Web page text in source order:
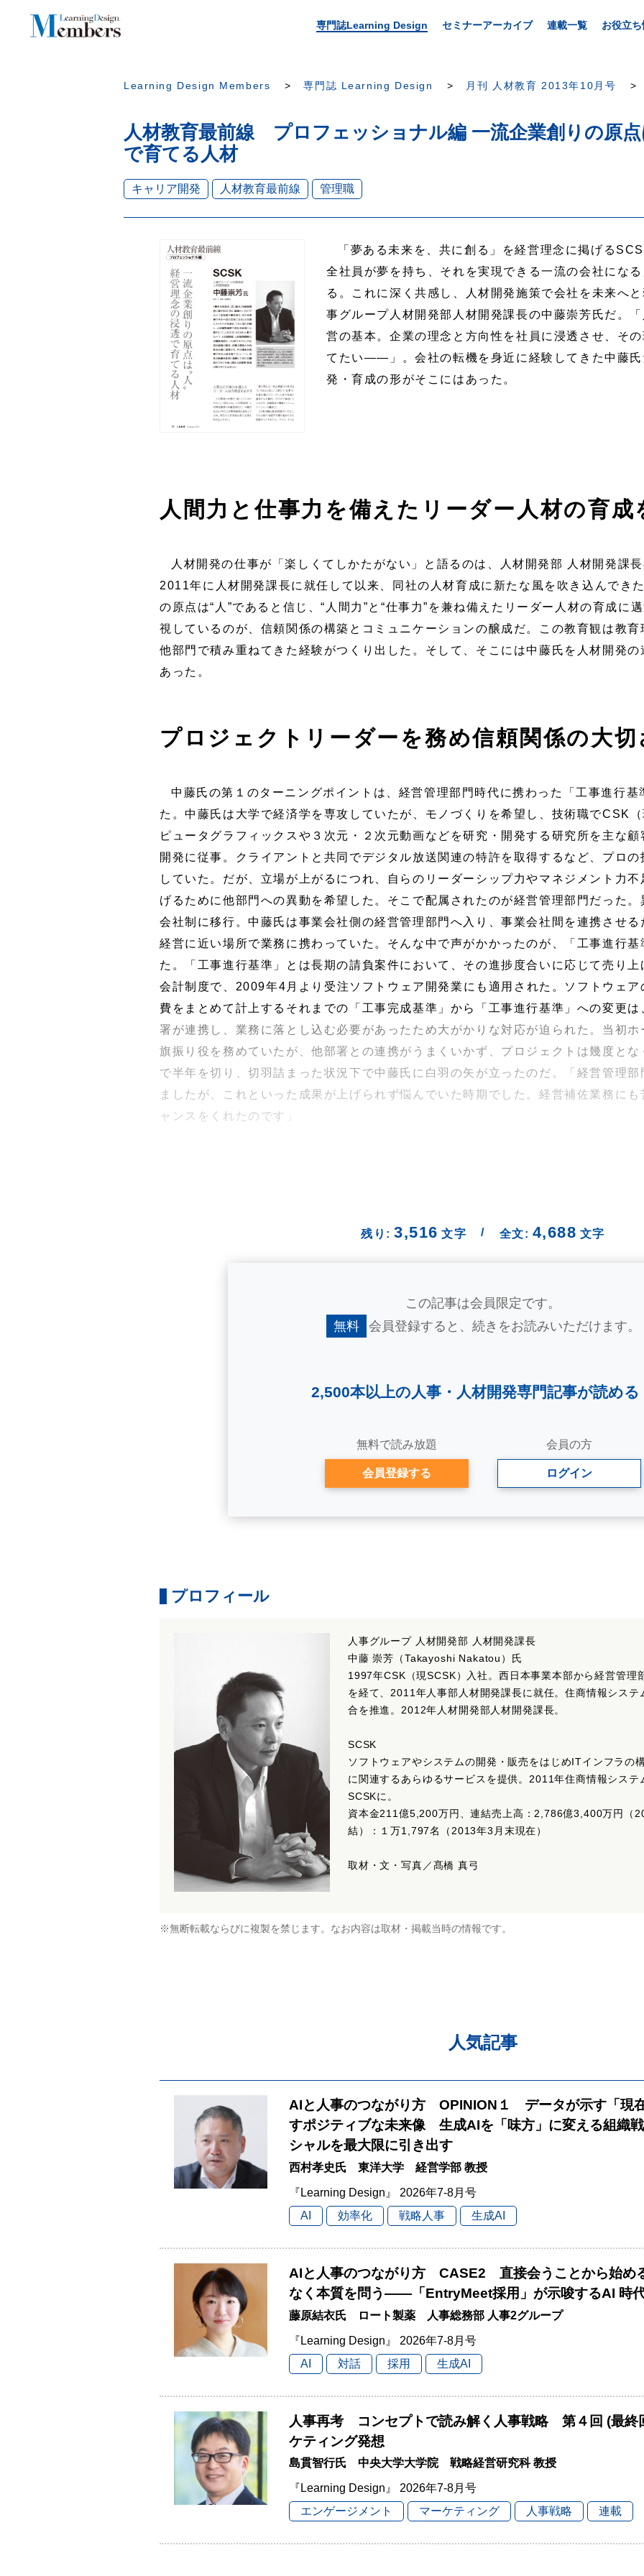
専門誌Learning Design セミナーアーカイブ 連載一覧 お役立
Learning Design Members 専門誌 Learning Design 月刊 人材教育 2013年10月号
人材教育最前線 プロフェッショナル編 一流企業創りの原点
で育てる人材
キャリア開発 人材教育最前線 管理職
「夢ある未来を、共に創る」を経営理念に掲げる
全社員が夢を持ち、それを実現できる一流の会社にな
る。これに深く共感し、人材開発施策で会社を未来へ
事グループ人材開発部人材開発課長の中藤崇芳氏だ。
営の基本。企業の理念と方向性を社員に浸透させ、そ
てたい――」。会社の転機を身近に経験してきた中藤
発・育成の形がそこにはあった。
人間力と仕事力を備えたリーダー人材の育成
人材開発の仕事が「楽しくてしかたがない」と語るのは、人材開発部 人材開発課
2011年に人材開発課長に就任して以来、同社の人材育成に新たな風を吹き込んでき
の原点は“人”であると信じ、“人間力”と“仕事力”を兼ね備えたリーダー人材の育成に
視しているのが、信頼関係の構築とコミュニケーションの醸成だ。この教育観は教
他部門で積み重ねてきた経験がつくり出した。そして、そこには中藤氏を人材開発
あった。
プロジェクトリーダーを務め信頼関係の大
中藤氏の第１のターニングポイントは、経営管理部門時代に携わった「工事進行
た。中藤氏は大学で経済学を専攻していたが、モノづくりを希望し、技術職でCSK
ピュータグラフィックスや３次元・２次元動画などを研究・開発する研究所を主な
開発に従事。クライアントと共同でデジタル放送関連の特許を取得するなど、プロ
していた。だが、立場が上がるにつれ、自らのリーダーシップ力やマネジメント力
げるために他部門への異動を希望した。そこで配属されたのが経営管理部門だった
会社制に移行。中藤氏は事業会社側の経営管理部門へ入り、事業会社間を連携させ
経営に近い場所で業務に携わっていた。そんな中で声がかかったのが、「工事進行
た。「工事進行基準」とは長期の請負案件において、その進捗度合いに応じて売り
会計制度で、2009年4月より受注ソフトウェア開発業にも適用された。ソフトウェ
費をまとめて計上するそれまでの「工事完成基準」から「工事進行基準」への変更
署が連携し、業務に落とし込む必要があったため大がかりな対応が迫られた。当初
旗振り役を務めていたが、他部署との連携がうまくいかず、プロジェクトは幾度と
で半年を切り、切羽詰まった状況下で中藤氏に白羽の矢が立ったのだ。「経営管理
ましたが、これといった成果が上げられず悩んでいた時期でした。経営補佐業務に
ャンスをくれたのです」
残り: 3,516 文字 / 全文: 4,688 文字
この記事は会員限定です。
無料
会員登録すると、 続きをお読みいただけます。
2,500本以上の人事・ 人材開発専門記事が読める
無料で読み放題
会員登録する
会員の方
ログイン
プロフィール
人事グループ 人材開発部 人材開発課長
中藤 崇芳（Takayoshi Nakatou）氏
1997年CSK（現SCSK）入社。西日本事業本部から経営管理
を経て、2011年人事部人材開発課長に就任。住商情報シス
合を推進。2012年人材開発部人材開発課長。
SCSK
ソフトウェアやシステムの開発・販売をはじめITインフラの
に関連するあらゆるサービスを提供。2011年住商情報シス
SCSKに。
資本金211億5,200万円、連結売上高：2,786億3,400万円（
結）：１万1,797名（2013年3月末現在）
取材・文・写真／髙橋 真弓
※無断転載ならびに複製を禁じます。なお内容は取材・掲載当時の情報です。
人気記事
AIと人事のつながり方 OPINION１ データが示す「現
すポジティブな未来像 生成AIを「味方」に変える組織
シャルを最大限に引き出す
西村孝史氏 東洋大学 経営学部 教授
『Learning Design』 2026年7-8月号
AI
効率化 戦略人事 生成AI
AIと人事のつながり方 CASE2 直接会うことから始め
なく本質を問う――「EntryMeet採用」が示唆するAI 時
藤原結衣氏 ロート製薬 人事総務部 人事2グループ
『Learning Design』 2026年7-8月号
AI
対話 採用 生成AI
人事再考 コンセプトで読み解く人事戦略 第４回 (最
ケティング発想
島貫智行氏 中央大学大学院 戦略経営研究科 教授
『Learning Design』 2026年7-8月号
エンゲージメント
マーケティング 人事戦略 連載